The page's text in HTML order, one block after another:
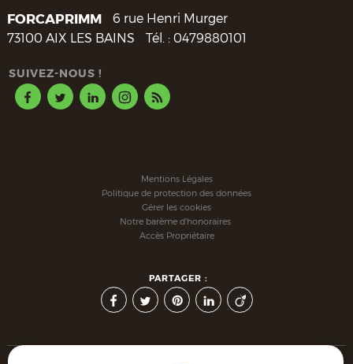
FORCAPRIMM
6 rue Henri Murger
73100 AIX LES BAINS Tél. : 0479880101
SUIVEZ-NOUS !
Mentions Légales
Politique de protection des données
Gérer les cookies
Notre barème d'honoraires
Accès Propriétaire
PARTAGER :